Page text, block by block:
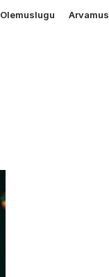
Olemuslugu Arvamus